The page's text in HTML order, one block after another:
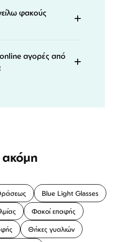
φακούς
online αγορές από
ακόμη
Blue Light Glasses
Φακοί επαφής
Θήκες γυαλιών